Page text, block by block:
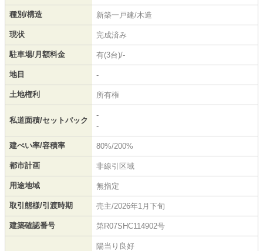
種別/構造 新築一戸建/木造
現状 完成済み
駐車場/月額料金 有(3台)/-
地目 -
土地権利 所有権
私道面積/セットバック
-
-
建ぺい率/容積率 80%/200%
都市計画 非線引区域
用途地域 無指定
取引態様/引渡時期 売主/2026年1月下旬
建築確認番号 第R07SHC114902号
陽当り良好